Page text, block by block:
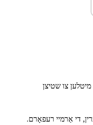
מיטלען צו שטיצן